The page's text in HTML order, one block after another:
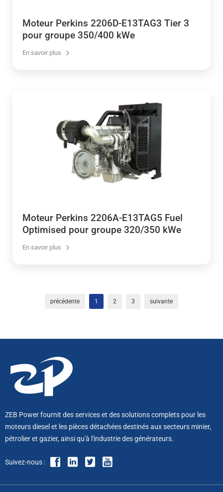
Moteur Perkins 2206D-E13TAG3 Tier 3
pour groupe 350/400 kWe
En savoir plus
Moteur Perkins 2206A-E13TAG5 Fuel
Optimised pour groupe 320/350 kWe
En savoir plus
précédente 1 2 3 suivante
ZEB Power fournit des services et des solutions complets pour les
moteurs diesel et les pièces détachées destinés aux secteurs minier,
pétrolier et gazier, ainsi qu'à l'industrie des générateurs.
Suivez-nous :